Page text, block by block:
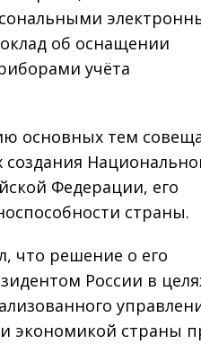
об оснащении
учёта
основных тем
Федерации, его
страны.
что решение о его
России в
и экономикой страны